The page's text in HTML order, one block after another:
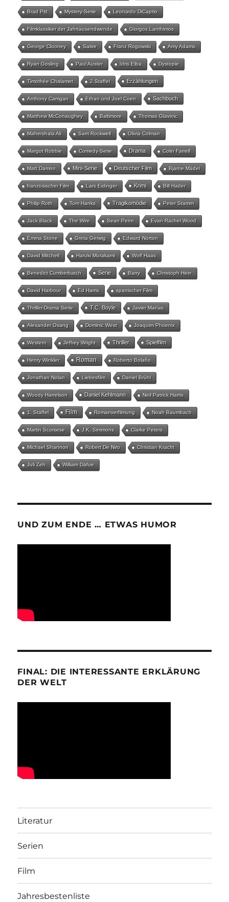
Brad Pitt Mystery-Serie Leonardo DiCaprio
Filmklassiker der Jahrtausendwende Giorgos Lanthimos
George Clooney Satire Franz Rogowski Amy Adams
Ryan Gosling Paul Auster Idris Elba Dystopie
Timothée Chalamet 2.Staffel Erzählungen
Anthony Carrigan Ethan und Joel Coen Sachbuch
Matthew McConaughey Baltimore Thomas Glavinic
Mahershala Ali Sam Rockwell Olivia Colman
Margot Robbie Comedy-Serie Drama Colin Farrell
Matt Damon Mini-Serie Deutscher Film Bjarne Mädel
französischer Film Lars Eidinger Krimi Bill Hader
Philip Roth Tom Hanks Tragikomödie Peter Stamm
Jack Black The Wire Sean Penn Evan Rachel Wood
Emma Stone Greta Gerwig Edward Norton
David Mitchell Haruki Murakami Wolf Haas
Benedict Cumberbatch Serie Barry Christoph Hein
David Harbour Ed Harris spanischer Film
Thriller-Drama Serie T.C. Boyle Javier Marías
Alexander Osang Dominic West Joaquim Phoenix
Western Jeffrey Wright Thriller Spielfilm
Henry Winkler Roman Roberto Bolaño
Jonathan Nolan Liebesfilm Daniel Brühl
Woody Harrelson Daniel Kehlmann Neil Patrick Harris
1. Staffel Film Romanverfilmung Noah Baumbach
Martin Scorsese J.K. Simmons Clarke Peters
Michael Shannon Robert De Niro Christian Kracht
Juli Zeh William Dafoe
UND ZUM ENDE … ETWAS HUMOR
FINAL: DIE INTERESSANTE ERKLÄRUNG
DER WELT
Literatur
Serien
Film
Jahresbestenliste